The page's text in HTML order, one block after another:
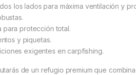
los lados para máxima ventilación y
para protección total.
y piquetas.
exigentes en carpfishing.
de un refugio premium que